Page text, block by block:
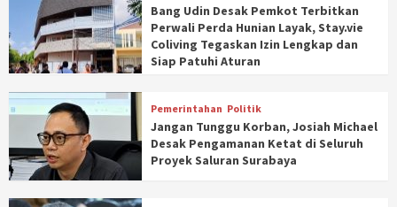
Bang Udin Desak Pemkot Terbitkan
Perwali Perda Hunian Layak, Stay.vie
Coliving Tegaskan Izin Lengkap dan
Siap Patuhi Aturan
Pemerintahan Politik
Jangan Tunggu Korban, Josiah Michael
Desak Pengamanan Ketat di Seluruh
Proyek Saluran Surabaya